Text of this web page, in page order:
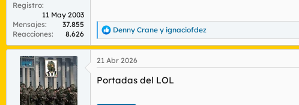
Registro
11 May 2003
Mensajes
37.855
Reacciones
8.626
R
e
a
c
i
Denny Crane y ignaciofdez
21 Abr 2026
Portadas del LOL